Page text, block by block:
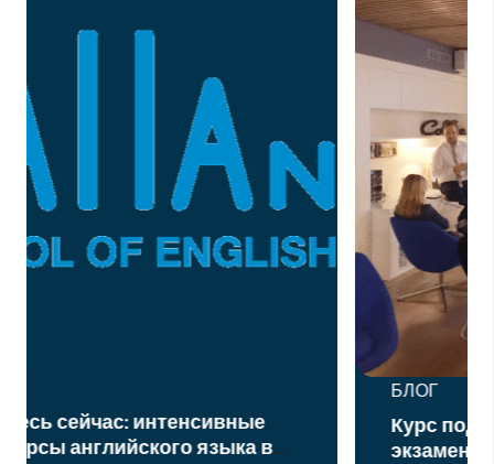
Курс подготовки к официальным
экзаменам по английскому языку